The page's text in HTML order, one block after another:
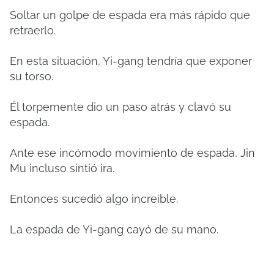
Soltar un golpe de espada era más rápido que
retraerlo.
En esta situación, Yi-gang tendría que exponer
su torso.
Él torpemente dio un paso atrás y clavó su
espada.
Ante ese incómodo movimiento de espada, Jin
Mu incluso sintió ira.
Entonces sucedió algo increíble.
La espada de Yi-gang cayó de su mano.